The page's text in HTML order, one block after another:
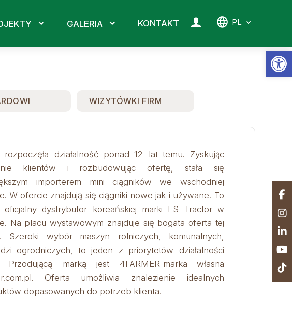
GALERIA KONTAKT PL
WIZYTÓWKI FIRM
rozpoczęła działalność ponad 12 lat temu. Zyskując
klientów i rozbudowując ofertę, stała się
importerem mini ciągników we wschodniej
W ofercie znajdują się ciągniki nowe jak i używane. To
oficjalny dystrybutor koreańskiej marki LS Tractor w
Na placu wystawowym znajduje się bogata oferta tej
Szeroki wybór maszyn rolniczych, komunalnych,
ogrodniczych, to jeden z priorytetów działalności
Przodującą marką jest 4FARMER-marka własna
Oferta umożliwia znalezienie idealnych
dopasowanych do potrzeb klienta.